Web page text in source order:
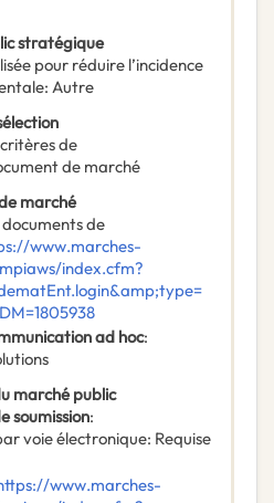
stratégique
pour réduire l’incidence
: Autre
de
de marché
marché
de
www.marches-
index.cfm?
ad hoc:
marché public
soumission:
voie électronique: Requise
www.marches-